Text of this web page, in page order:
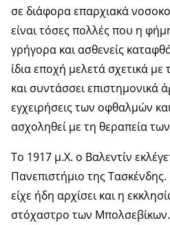
σε διάφορα επαρχιακά
είναι τόσες πολλές που η
γρήγορα και ασθενείς
ίδια εποχή μελετά σχετικά
και συντάσσει επιστημονικά
εγχειρήσεις των οφθαλμών
ασχοληθεί με τη θεραπεία
Το 1917 μ.Χ. ο Βαλεντίν
Πανεπιστήμιο της
είχε ήδη αρχίσει και η
στόχαστρο των